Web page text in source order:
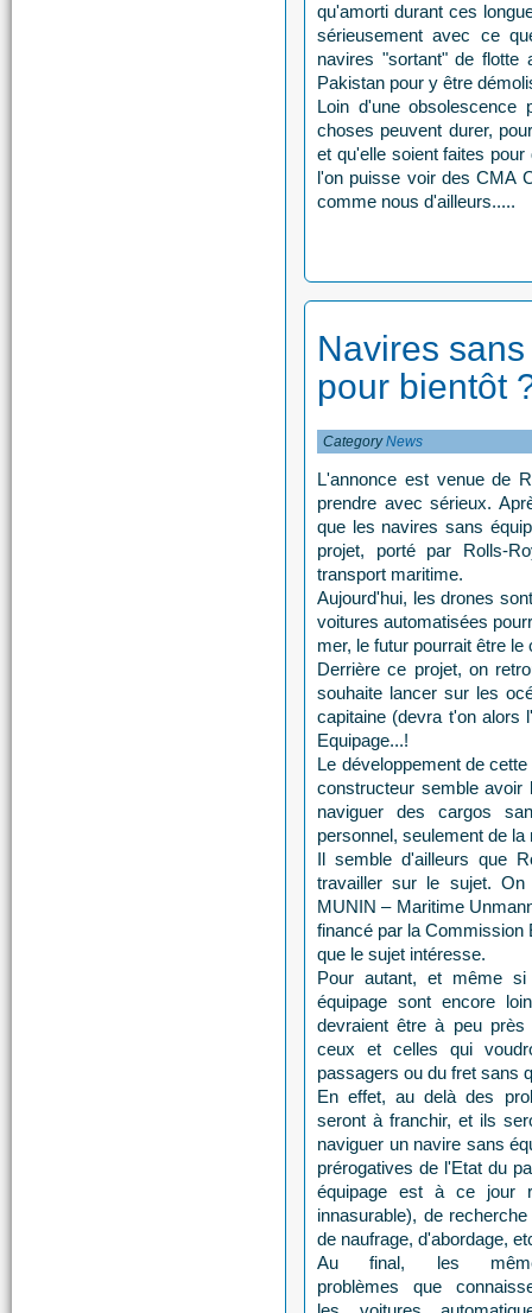
qu'amorti durant ces
sérieusement avec ce
navires "sortant" de
Pakistan pour y être
Loin d'une obsolescence
choses peuvent durer,
et qu'elle soient faites
l'on puisse voir des CMA
comme nous d'ailleurs.....
Navires
pour bientôt
CategoryNews
L'annonce est venue de
prendre avec sérieux.
que les navires sans
projet, porté par Rolls-
transport maritime.
Aujourd'hui, les drones
voitures automatisées
mer, le futur pourrait être
Derrière ce projet, on
souhaite lancer sur les
capitaine (devra t'on alors
Equipage...!
Le développement de
constructeur semble avoir
naviguer des cargos
personnel, seulement de
Il semble d'ailleurs que
travailler sur le sujet. On
MUNIN – Maritime
financé par la Commission
que le sujet intéresse.
Pour autant, et même
équipage sont encore
devraient être à peu
ceux et celles qui
passagers ou du fret sans
En effet, au delà des
seront à franchir, et ils
naviguer un navire sans
prérogatives de l'Etat du
équipage est à ce jour
innasurable), de
de naufrage, d'abordage,
Au final, les
problèmes que